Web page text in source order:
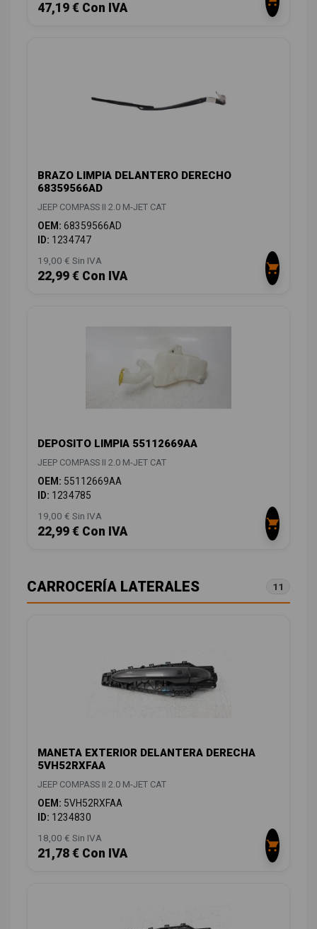
47,19 € Con IVA
BRAZO LIMPIA DELANTERO DERECHO
68359566AD
JEEP COMPASS II 2.0 M-JET CAT
OEM: 68359566AD
ID: 1234747
19,00 € Sin IVA
22,99 € Con IVA
DEPOSITO LIMPIA 55112669AA
JEEP COMPASS II 2.0 M-JET CAT
OEM: 55112669AA
ID: 1234785
19,00 € Sin IVA
22,99 € Con IVA
CARROCERÍA LATERALES 11
MANETA EXTERIOR DELANTERA DERECHA
5VH52RXFAA
JEEP COMPASS II 2.0 M-JET CAT
OEM: 5VH52RXFAA
ID: 1234830
18,00 € Sin IVA
21,78 € Con IVA